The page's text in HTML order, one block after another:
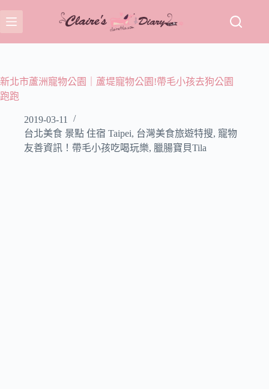
至
主
容
新北市蘆洲寵物公園｜蘆堤寵物公園!帶毛小孩去狗公園
跑跑
2019-03-11
台北美食 景點 住宿 Taipei, 台灣美食旅遊特搜, 寵物
友善資訊！帶毛小孩吃喝玩樂, 臘腸寶貝Tila